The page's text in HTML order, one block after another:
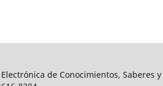
de Conocimientos, Saberes